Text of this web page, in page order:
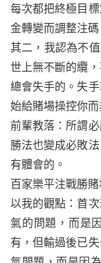
每次都把終極目
金轉變而調整注
其二，我認為不
世上無不斷的纜
總會失手的。失
始給賭場操控你
前輩教落：所謂
勝法也變成必敗
有體會的。
百家樂平注戰勝
以我的觀點：首
氣的問題，而是
有，但輸過後已